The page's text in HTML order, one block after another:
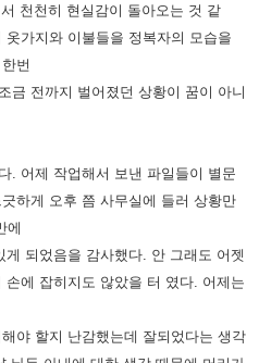
천천히 현실감이 돌아오는 것 같
가지와 이불들을 정복자의 모습을
번
금 전까지 벌어졌던 상황이 꿈이 아니
. 어제 작업해서 보낸 파일들이 별문
하게 오후 쯤 사무실에 들러 상황만
에
되었음을 감사했다. 안 그래도 어젯
에 잡히지도 않았을 터 였다. 어제는
야 할지 난감했는데 잘되었다는 생각